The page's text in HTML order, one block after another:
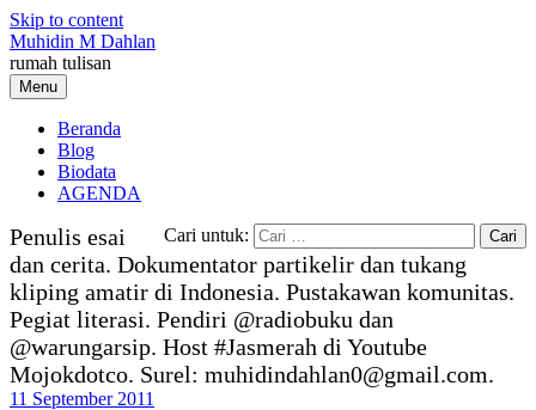
Skip to content
Muhidin M Dahlan
rumah tulisan
Menu
Beranda
Blog
Biodata
AGENDA
Cari untuk:
Penulis esai
dan cerita. Dokumentator partikelir dan tukang
kliping amatir di Indonesia. Pustakawan komunitas.
Pegiat literasi. Pendiri @radiobuku dan
@warungarsip. Host #Jasmerah di Youtube
Mojokdotco. Surel: muhidindahlan0@gmail.com.
11 September 2011